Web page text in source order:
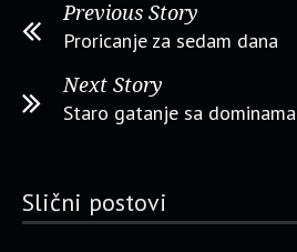
Previous Story
Proricanje za sedam dana
Next Story
Staro gatanje sa dominama
Slični postovi